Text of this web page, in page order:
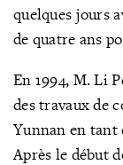
quelques jours
de quatre ans
En 1994, M. Li
des travaux de
Yunnan en tant
Après le début